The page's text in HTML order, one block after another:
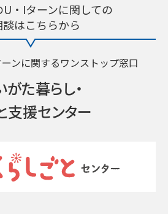
・Iターンに関しての
談はこちらから
ンに関するワンストップ窓口
がた暮らし・
支援センター